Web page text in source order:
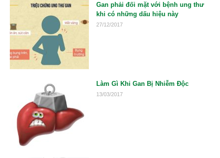
Gan phải đối mặt với bệnh ung thư
khi có những dấu hiệu này
27/12/2017
Làm Gì Khi Gan Bị Nhiễm Độc
13/03/2017